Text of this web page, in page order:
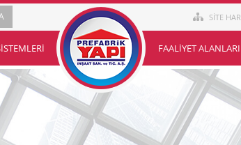
SİTE
FAALIYET ALANLARI